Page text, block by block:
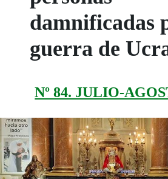
damnificadas
guerra de
Nº 84. JULIO-